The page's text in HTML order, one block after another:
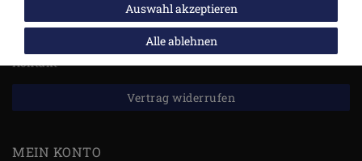
AGB
Kontakt
Vertrag widerrufen
MEIN KONTO
Auswahl akzeptieren
Alle ablehnen